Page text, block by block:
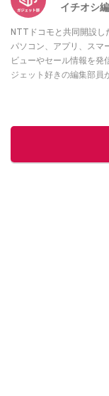
イチオシ
NTTドコモと共同開設し
パソコン、アプリ、スマ
ビューやセール情報を発
ジェット好きの編集部員